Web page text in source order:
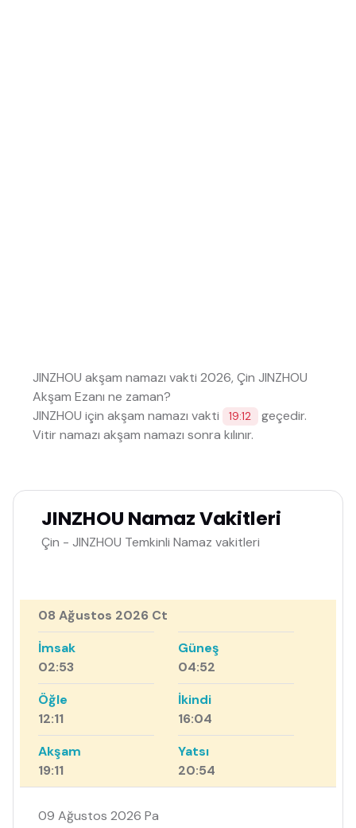
JINZHOU akşam namazı vakti 2026, Çin JINZHOU
Akşam Ezanı ne zaman?
JINZHOU için akşam namazı vakti
19:12
geçedir.
Vitir namazı akşam namazı sonra kılınır.
JINZHOU Namaz Vakitleri
Çin - JINZHOU Temkinli Namaz vakitleri
08 Ağustos 2026 Ct
İmsak
02:53
Güneş
04:52
Öğle
12:11
İkindi
16:04
Akşam
19:11
Yatsı
20:54
09 Ağustos 2026 Pa